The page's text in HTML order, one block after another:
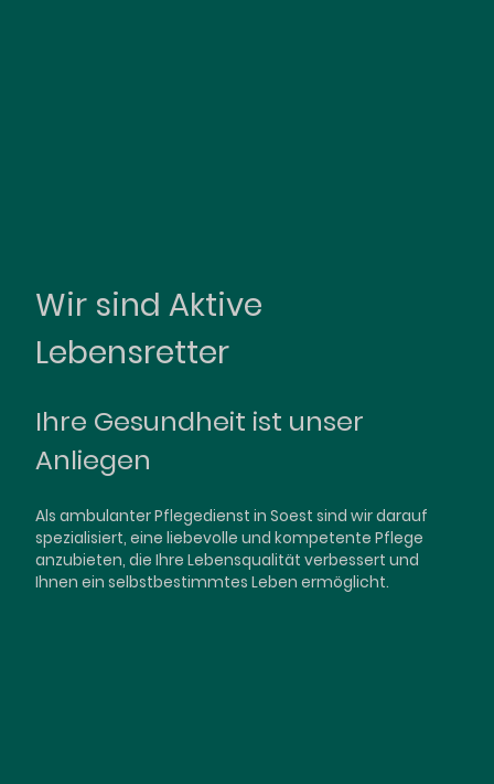
Wir sind Aktive
Lebensretter
Ihre Gesundheit ist unser
Anliegen
Als ambulanter Pflegedienst in Soest sind wir darauf
spezialisiert, eine liebevolle und kompetente Pflege
anzubieten, die Ihre Lebensqualität verbessert und
Ihnen ein selbstbestimmtes Leben ermöglicht.